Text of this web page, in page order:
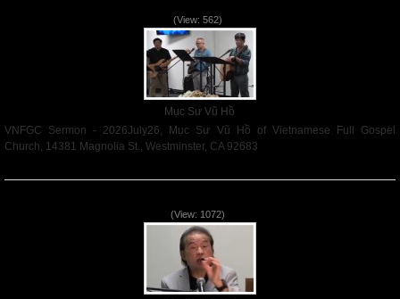
(View: 562)
Mục Sư Vũ Hồ
VNFGC Sermon - 2026July26, Mục Sư Vũ Hồ of Vietnamese Full Gospel
Church, 14381 Magnolia St., Westminster, CA 92683
(View: 1072)